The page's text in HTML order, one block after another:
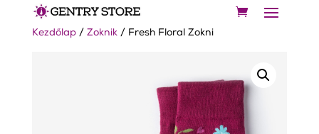
Kezdőlap/ Zoknik/ Fresh Floral Zokni